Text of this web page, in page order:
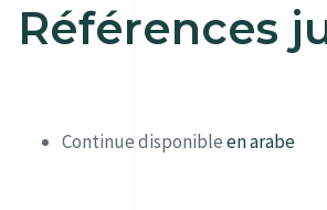
Références
Continue disponibleen arabe